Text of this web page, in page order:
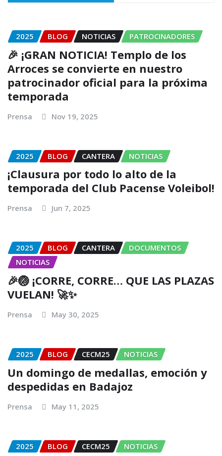
2025 BLOG NOTICIAS PATROCINADORES
🎉 ¡GRAN NOTICIA! Templo de los
Arroces se convierte en nuestro
patrocinador oficial para la próxima
temporada
Prensa Nov 19, 2025
2025 BLOG CANTERA NOTICIAS
¡Clausura por todo lo alto de la
temporada del Club Pacense Voleibol!
Prensa Jun 7, 2025
2025 BLOG CANTERA
DOCUMENTOS
NOTICIAS
🎉🏐 ¡CORRE, CORRE… QUE LAS PLAZAS
VUELAN! 🚀✨
Prensa May 30, 2025
2025 BLOG CECM25 NOTICIAS
Un domingo de medallas, emoción y
despedidas en Badajoz
Prensa May 11, 2025
2025 BLOG CECM25 NOTICIAS